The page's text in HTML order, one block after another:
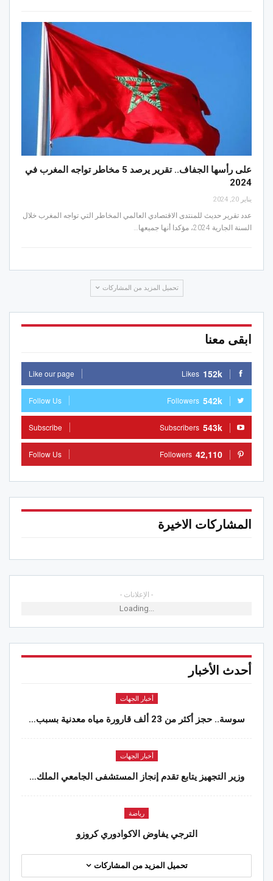
على رأسها الجفاف.. تقرير يرصد 5 مخاطر تواجه المغرب في
2024
يناير 20, 2024
عدد تقرير حديث للمنتدى الاقتصادي العالمي المخاطر التي تواجه المغرب خلال
السنة الجارية 2024، مؤكدا أنها جميعها…
تحميل المزيد من المشاركات
ابقى معنا
152k
Likes
Like our page
542k
Followers
Follow Us
543k
Subscribers
Subscribe
42,110
Followers
Follow Us
المشاركات الاخيرة
- الإعلانات -
Loading...
أحدث الأخبار
أخبار الجهات
سوسة.. حجز أكثر من 23 ألف قارورة مياه معدنية بسبب…
أخبار الجهات
وزير التجهيز يتابع تقدم إنجاز المستشفى الجامعي الملك…
رياضة
الترجي يفاوض الاكوادوري كروزو
تحميل المزيد من المشاركات